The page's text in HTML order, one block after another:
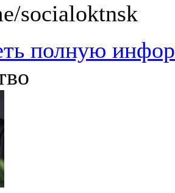
socialoktnsk
полную